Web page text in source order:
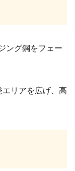
ング鋼をフェー
リアを広げ、高